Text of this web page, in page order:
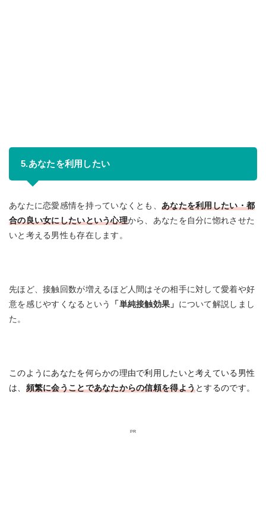
5.あなたを利用したい
あなたに恋愛感情を持っていなくとも、あなたを利用したい・都
合の良い女にしたいという心理から、あなたを自分に惚れさせた
いと考える男性も存在します。
先ほど、接触回数が増えるほど人間はその相手に対して愛着や好
意を感じやすくなるという
「単純接触効果」 について解説しまし
た。
このようにあなたを何らかの理由で利用したいと考えている男性
は、 頻繁に会うことであなたからの信頼を得ようとするのです。
PR